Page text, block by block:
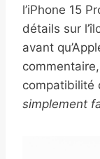
l’iPhone 15
détails sur
avant
compatibilité
simplement